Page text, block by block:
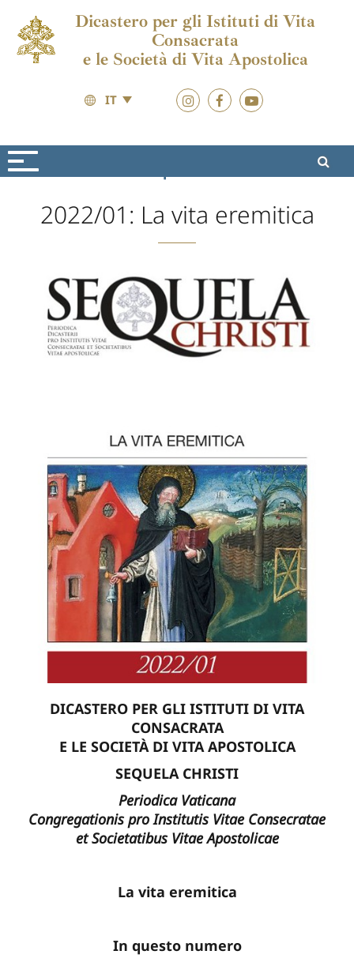
Dicastero per gli Istituti di Vita
Consacrata
e le Società di Vita Apostolica
IT
2022/01: La vita eremitica
DICASTERO PER GLI ISTITUTI DI VITA
CONSACRATA
E LE SOCIETÀ DI VITA APOSTOLICA
SEQUELA CHRISTI
Periodica Vaticana
Congregationis pro Institutis Vitae Consecratae
et Societatibus Vitae Apostolicae
La vita eremitica
In questo numero